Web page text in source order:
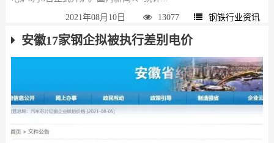
2021年08月10日 13077 钢铁行业资讯
安徽17家钢企拟被执行差别电价